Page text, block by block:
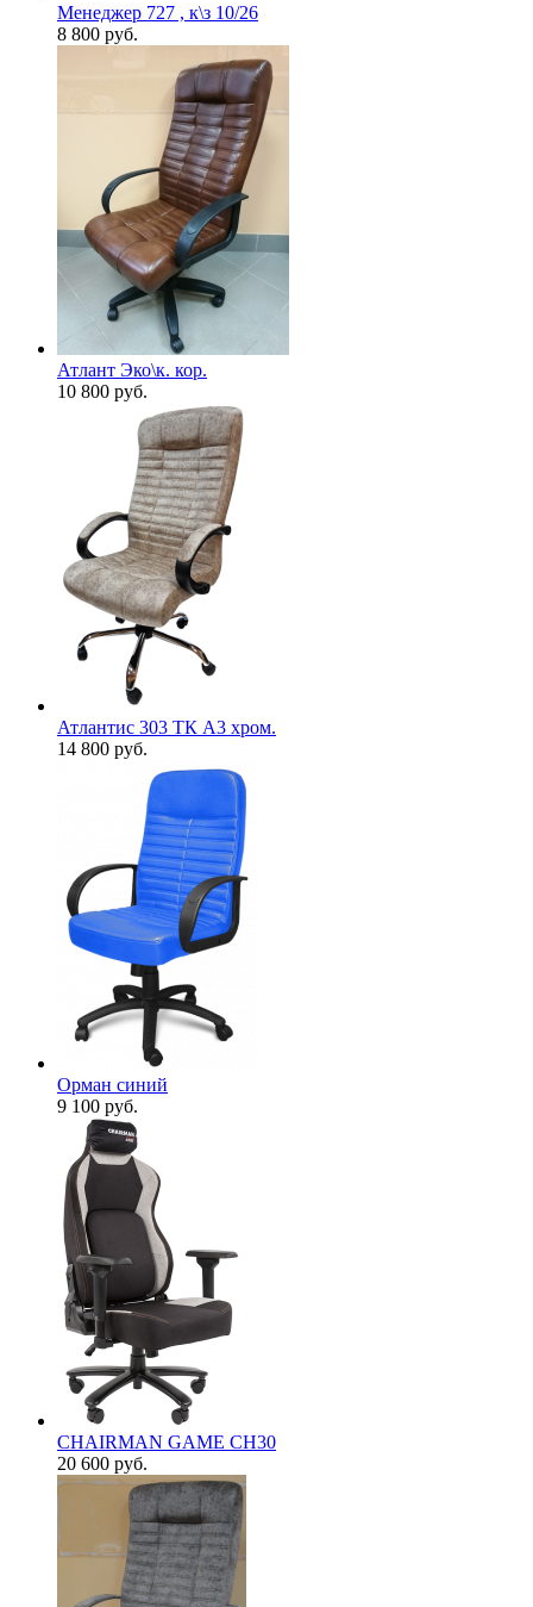
Менеджер 727 , к\з 10/26
8 800 руб.
Атлант Эко\к. кор.
10 800 руб.
Атлантис 303 ТК А3 хром.
14 800 руб.
Орман синий
9 100 руб.
CHAIRMAN GAME CH30
20 600 руб.